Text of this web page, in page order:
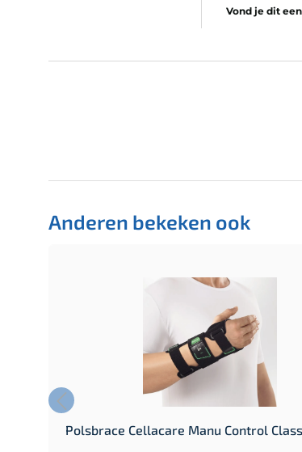
Vond je dit
Anderen bekeken ook
Polsbrace Cellacare Manu Control